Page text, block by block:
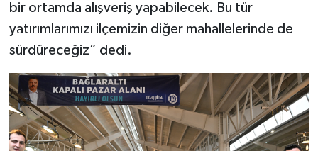
bir ortamda alışveriş yapabilecek. Bu tür
yatırımlarımızı ilçemizin diğer mahallelerinde de
sürdüreceğiz” dedi.